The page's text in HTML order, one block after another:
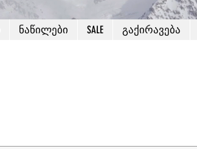
ნაწილები SALE გაქირავება